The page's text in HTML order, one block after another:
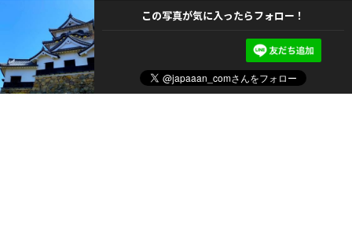
この写真が気に入ったらフォロー！